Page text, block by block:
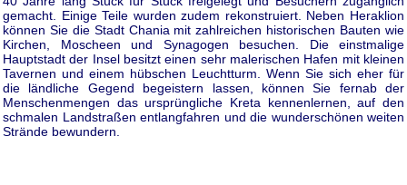
gemacht. Einige Teile wurden zudem rekonstruiert. Neben Heraklion
können Sie die Stadt Chania mit zahlreichen historischen Bauten wie
Kirchen, Moscheen und Synagogen besuchen. Die einstmalige
Hauptstadt der Insel besitzt einen sehr malerischen Hafen mit kleinen
Tavernen und einem hübschen Leuchtturm. Wenn Sie sich eher für
die ländliche Gegend begeistern lassen, können Sie fernab der
Menschenmengen das ursprüngliche Kreta kennenlernen, auf den
schmalen Landstraßen entlangfahren und die wunderschönen weiten
Strände bewundern.